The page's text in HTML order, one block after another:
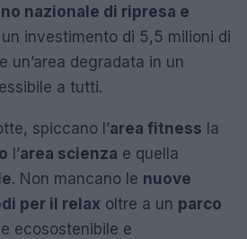
nazionale di ripresa e
investimento di 5,5 milioni di
un’area degradata in un
a tutti.
spiccano l’area fitness la
l’area scienza e quella
. Non mancano le nuove
per il relax oltre a un parco
ecosostenibile e